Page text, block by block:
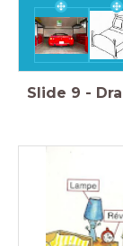
Slide 9 -